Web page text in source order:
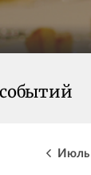
Июль